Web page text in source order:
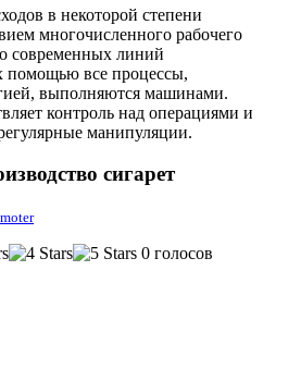
в некоторой степени
многочисленного рабочего
современных линий
помощью все процессы,
выполняются машинами.
контроль над операциями и
манипуляции.
сигарет
0 голосов